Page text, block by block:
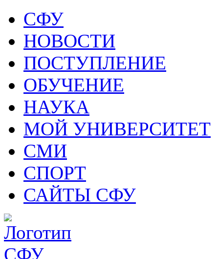
СФУ
НОВОСТИ
ПОСТУПЛЕНИЕ
ОБУЧЕНИЕ
НАУКА
МОЙ УНИВЕРСИТЕТ
СМИ
СПОРТ
САЙТЫ СФУ